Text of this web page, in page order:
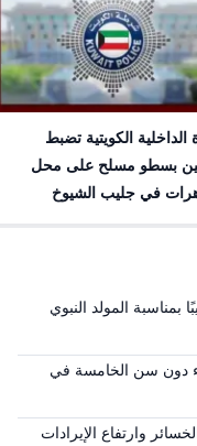
الداخلية الكويتية تضبط
بسطو مسلح على محل
في جليب الشيوخ
المولد النبوي
دون سن الخامسة في
نتائج 2025.. خفض الخسائر وارتفاع الإيرادات